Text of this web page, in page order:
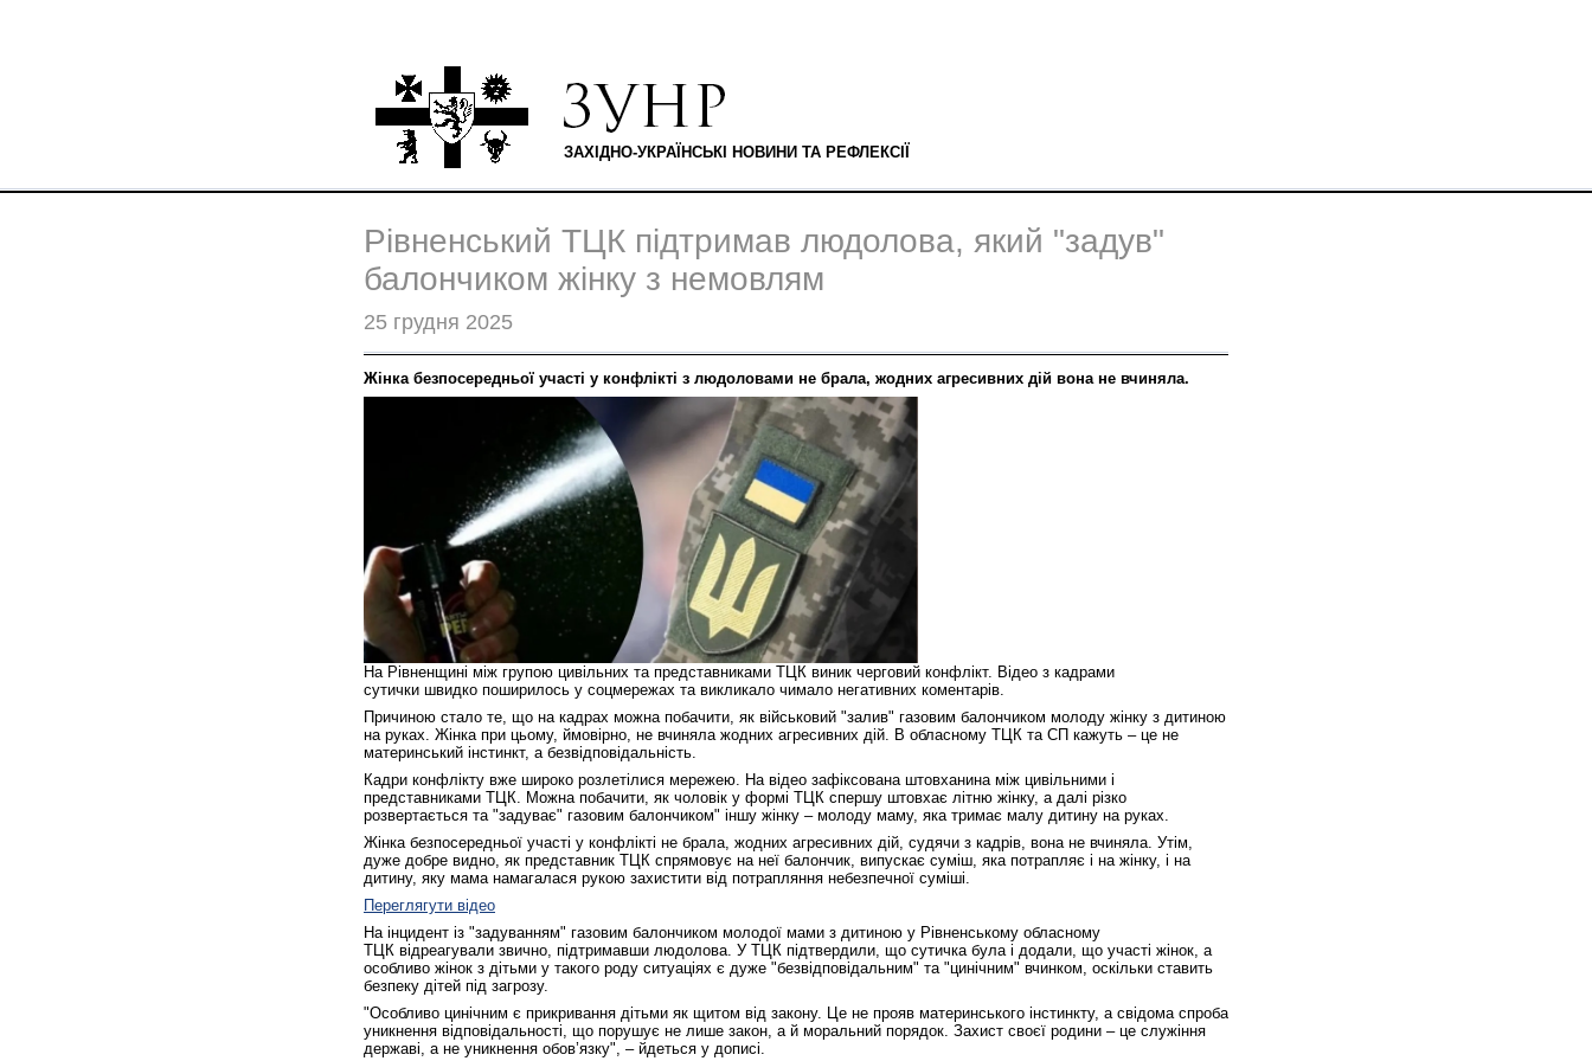
ЗАХІДНО-УКРАЇНСЬКІ НОВИНИ ТА РЕФЛЕКСІЇ
Рівненський ТЦК підтримав людолова, який "задув"
балончиком жінку з немовлям
25 грудня 2025
Жінка безпосередньої участі у конфлікті з людоловами не брала, жодних агресивних дій вона не вчиняла.
На Рівненщині між групою цивільних та представниками ТЦК виник черговий конфлікт. Відео з кадрами
сутички швидко поширилось у соцмережах та викликало чимало негативних коментарів.
Причиною стало те, що на кадрах можна побачити, як військовий "залив" газовим балончиком молоду жінку з дитиною
на руках. Жінка при цьому, ймовірно, не вчиняла жодних агресивних дій. В обласному ТЦК та СП кажуть – це не
материнський інстинкт, а безвідповідальність.
Кадри конфлікту вже широко розлетілися мережею. На відео зафіксована штовханина між цивільними і
представниками ТЦК. Можна побачити, як чоловік у формі ТЦК спершу штовхає літню жінку, а далі різко
розвертається та "задуває" газовим балончиком" іншу жінку – молоду маму, яка тримає малу дитину на руках.
Жінка безпосередньої участі у конфлікті не брала, жодних агресивних дій, судячи з кадрів, вона не вчиняла. Утім,
дуже добре видно, як представник ТЦК спрямовує на неї балончик, випускає суміш, яка потрапляє і на жінку, і на
дитину, яку мама намагалася рукою захистити від потрапляння небезпечної суміші.
Переглягути відео
На інцидент із "задуванням" газовим балончиком молодої мами з дитиною у Рівненському обласному
ТЦК відреагували звично, підтримавши людолова. У ТЦК підтвердили, що сутичка була і додали, що участі жінок, а
особливо жінок з дітьми у такого роду ситуаціях є дуже "безвідповідальним" та "цинічним" вчинком, оскільки ставить
безпеку дітей під загрозу.
"Особливо цинічним є прикривання дітьми як щитом від закону. Це не прояв материнського інстинкту, а свідома спроба
уникнення відповідальності, що порушує не лише закон, а й моральний порядок. Захист своєї родини – це служіння
державі, а не уникнення обов’язку", – йдеться у дописі.